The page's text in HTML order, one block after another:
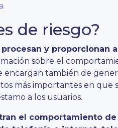
de riesgo?
y proporcionan
sobre el
encargan también de
más importantes en que
a los usuarios.
el comportamiento de